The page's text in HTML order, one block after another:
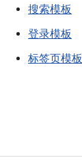
搜索模板
登录模板
标签页模板